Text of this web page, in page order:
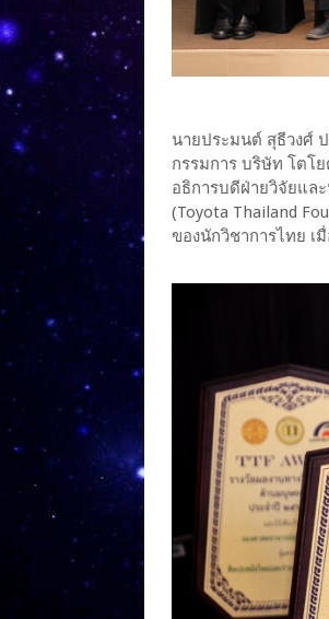
นายประมนต์ สุธีวงศ์
กรรมการ บริษัท โตโ
อธิการบดีฝ่ายวิจัยแล
(Toyota Thailand
ของนักวิชาการไทย เ